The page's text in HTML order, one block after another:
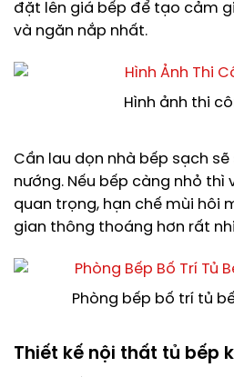
đặt lên giá bếp để tạo cảm
và ngăn nắp nhất.
Hình ảnh thi
Cần lau dọn nhà bếp sạch
nướng. Nếu bếp càng nhỏ thì
quan trọng, hạn chế mùi hôi
gian thông thoáng hơn rất
Phòng bếp bố trí tủ
Thiết kế nội thất tủ bếp